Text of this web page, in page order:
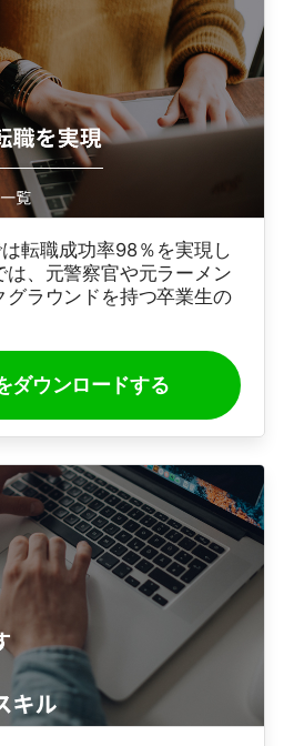
転職成功率98％を実現し
は、元警察官や元ラーメン
グラウンドを持つ卒業生の
ダウンロードする